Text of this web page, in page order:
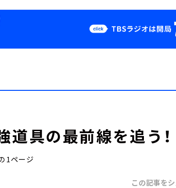
Podcast
道具の最前線を追う！
1ページ
この記事を